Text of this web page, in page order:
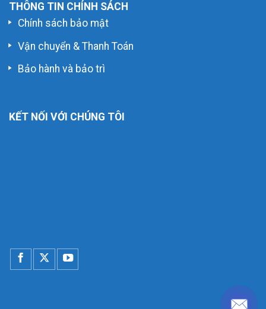
THÔNG TIN CHÍNH SÁCH
Chính sách bảo mật
Vận chuyển & Thanh Toán
Bảo hành và bảo trì
KẾT NỐI VỚI CHÚNG TÔI